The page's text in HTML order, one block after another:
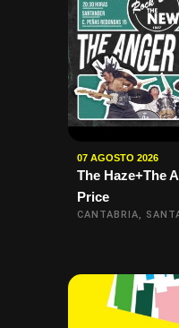
07 AGOSTO 2026
The Haze+The
Price
CANTABRIA,